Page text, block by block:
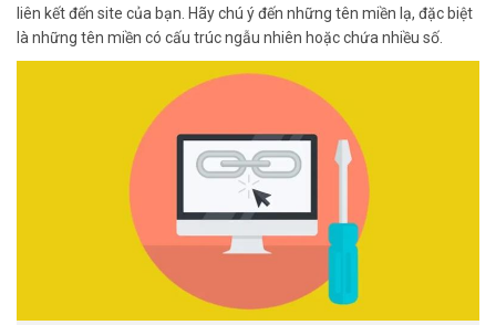
liên kết đến site của bạn. Hãy chú ý đến những tên miền lạ, đặc biệt
là những tên miền có cấu trúc ngẫu nhiên hoặc chứa nhiều số.